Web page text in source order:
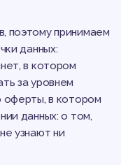
поэтому принимаем
данных:
в котором
за уровнем
оферты, в котором
данных: о том,
узнают ни